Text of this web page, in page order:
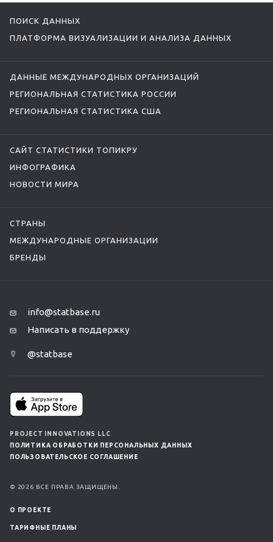
ПОИСК ДАННЫХ
ПЛАТФОРМА ВИЗУАЛИЗАЦИИ И АНАЛИЗА ДАННЫХ
ДАННЫЕ МЕЖДУНАРОДНЫХ ОРГАНИЗАЦИЙ
РЕГИОНАЛЬНАЯ СТАТИСТИКА РОССИИ
РЕГИОНАЛЬНАЯ СТАТИСТИКА США
САЙТ СТАТИСТИКИ ТОПИКРУ
ИНФОГРАФИКА
НОВОСТИ МИРА
СТРАНЫ
МЕЖДУНАРОДНЫЕ ОРГАНИЗАЦИИ
БРЕНДЫ
info@statbase.ru
Написать в поддержку
@statbase
PROJECT INNOVATIONS LLC
ПОЛИТИКА ОБРАБОТКИ ПЕРСОНАЛЬНЫХ ДАННЫХ
ПОЛЬЗОВАТЕЛЬСКОЕ СОГЛАШЕНИЕ
© 2026 ВСЕ ПРАВА ЗАЩИЩЕНЫ.
О ПРОЕКТЕ
ТАРИФНЫЕ ПЛАНЫ